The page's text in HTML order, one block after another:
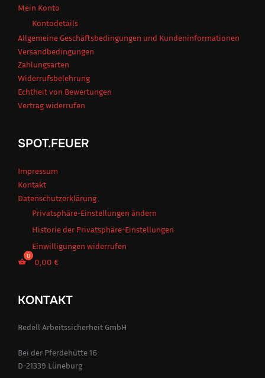
Mein Konto
Kontodetails
Allgemeine Geschäftsbedingungen und Kundeninformationen
Versandbedingungen
Zahlungsarten
Widerrufsbelehrung
Echtheit von Bewertungen
Vertrag widerrufen
SPOT.FEUER
Impressum
Kontakt
Datenschutzerklärung
Privatsphäre-Einstellungen ändern
Historie der Privatsphäre-Einstellungen
Einwilligungen widerrufen
0,00 €
KONTAKT
Redell Arbeitssicherheit GmbH
Bei der Pferdehütte 16
D-21339 Lüneburg